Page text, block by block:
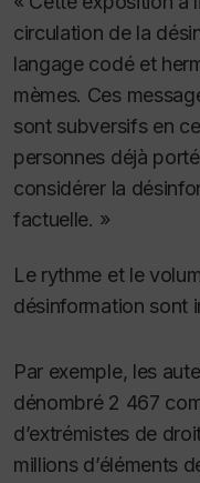
circulation de la
langage codé et
mèmes. Ces
sont subversifs en
personnes déjà
considérer la
factuelle. »
Le rythme et le
désinformation sont
Par exemple, les
dénombré 2 467
d’extrémistes de
millions d’éléments